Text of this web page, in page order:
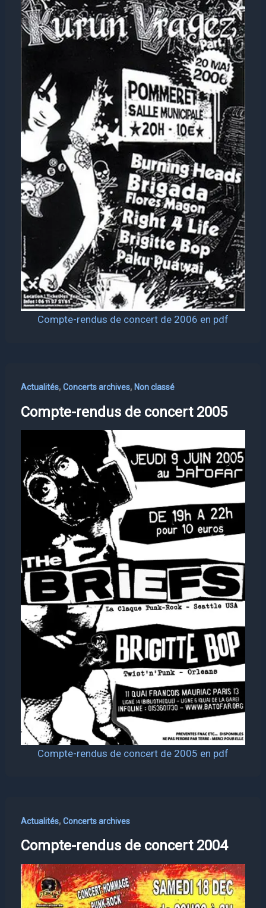
Compte-rendus de concert de 2006 en pdf
Actualités, Concerts archives, Non classé
Compte-rendus de concert 2005
Compte-rendus de concert de 2005 en pdf
Actualités, Concerts archives
Compte-rendus de concert 2004